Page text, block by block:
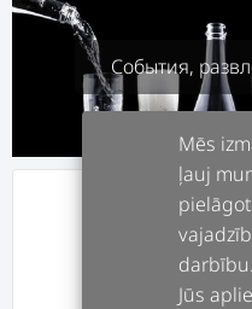
События,
info
assignment
Mēs
ļauj
Jūs